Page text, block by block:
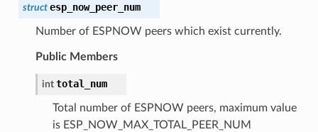
struct esp_now_peer_num
Number of ESPNOW peers which exist currently.
Public Members
int total_num
Total number of ESPNOW peers, maximum value
is ESP_NOW_MAX_TOTAL_PEER_NUM